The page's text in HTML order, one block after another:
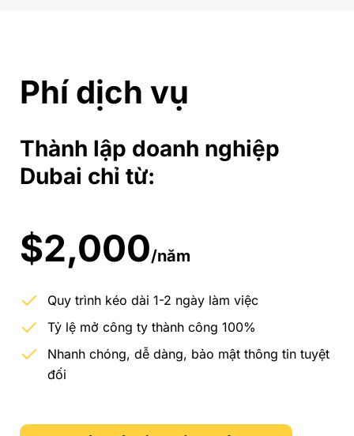
Phí dịch vụ
Thành lập doanh nghiệp
Dubai chỉ từ:
$2,000/năm
Quy trình kéo dài 1-2 ngày làm việc
Tỷ lệ mở công ty thành công 100%
Nhanh chóng, dễ dàng, bảo mật thông tin tuyệt
đối